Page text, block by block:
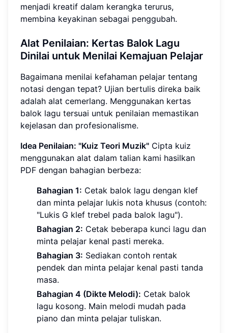
menjadi kreatif dalam kerangka terurus,
membina keyakinan sebagai penggubah.
Alat Penilaian: Kertas Balok Lagu
Dinilai untuk Menilai Kemajuan Pelajar
Bagaimana menilai kefahaman pelajar tentang
notasi dengan tepat? Ujian bertulis direka baik
adalah alat cemerlang. Menggunakan kertas
balok lagu tersuai untuk penilaian memastikan
kejelasan dan profesionalisme.
Idea Penilaian: "Kuiz Teori Muzik" Cipta kuiz
menggunakan alat dalam talian kami hasilkan
PDF dengan bahagian berbeza:
Bahagian 1: Cetak balok lagu dengan klef
dan minta pelajar lukis nota khusus (contoh:
"Lukis G klef trebel pada balok lagu").
Bahagian 2: Cetak beberapa kunci lagu dan
minta pelajar kenal pasti mereka.
Bahagian 3: Sediakan contoh rentak
pendek dan minta pelajar kenal pasti tanda
masa.
Bahagian 4 (Dikte Melodi): Cetak balok
lagu kosong. Main melodi mudah pada
piano dan minta pelajar tuliskan.